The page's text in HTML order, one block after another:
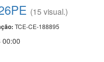
(15 visual.)
TCE-CE-188895
00:00